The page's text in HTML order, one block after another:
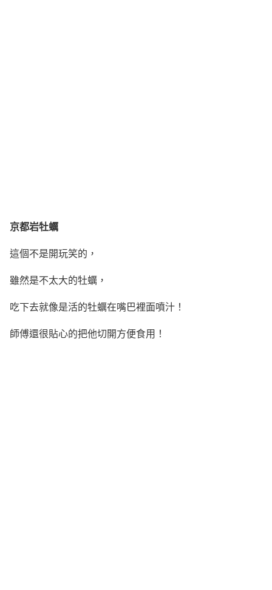
京都岩牡蠣
這個不是開玩笑的，
雖然是不太大的牡蠣，
吃下去就像是活的牡蠣在嘴巴裡面噴汁！
師傅還很貼心的把他切開方便食用！